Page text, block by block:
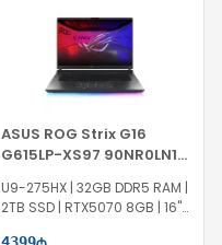
ASUS ROG Strix G16
G615LP-XS97 90NR0LN1-
U9-275HX | 32GB DDR5 RAM |
2TB SSD | RTX5070 8GB | 16"